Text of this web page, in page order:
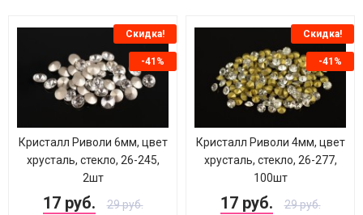
Скидка!
-41%
Кристалл Риволи 6мм, цвет
хрусталь, стекло, 26-245,
2шт
17 руб. 29 руб.
Скидка!
-41%
Кристалл Риволи 4мм, цвет
хрусталь, стекло, 26-277,
100шт
17 руб. 29 руб.